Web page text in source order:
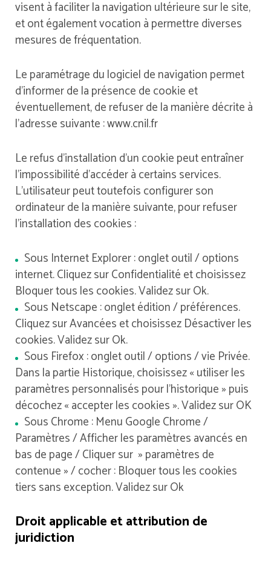
visent à faciliter la navigation ultérieure sur le site,
et ont également vocation à permettre diverses
mesures de fréquentation.
Le paramétrage du logiciel de navigation permet
d’informer de la présence de cookie et
éventuellement, de refuser de la manière décrite à
l’adresse suivante : www.cnil.fr
Le refus d’installation d’un cookie peut entraîner
l’impossibilité d’accéder à certains services.
L’utilisateur peut toutefois configurer son
ordinateur de la manière suivante, pour refuser
l’installation des cookies :
Sous Internet Explorer : onglet outil / options
internet. Cliquez sur Confidentialité et choisissez
Bloquer tous les cookies. Validez sur Ok.
Sous Netscape : onglet édition / préférences.
Cliquez sur Avancées et choisissez Désactiver les
cookies. Validez sur Ok.
Sous Firefox : onglet outil / options / vie Privée.
Dans la partie Historique, choisissez « utiliser les
paramètres personnalisés pour l’historique » puis
décochez « accepter les cookies ». Validez sur OK
Sous Chrome : Menu Google Chrome /
Paramètres / Afficher les paramètres avancés en
bas de page / Cliquer sur » paramètres de
contenue » / cocher : Bloquer tous les cookies
tiers sans exception. Validez sur Ok
Droit applicable et attribution de
juridiction